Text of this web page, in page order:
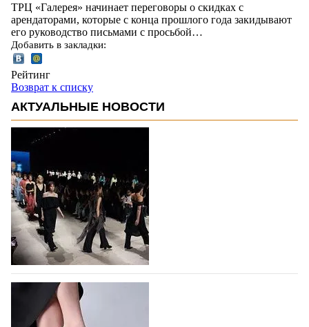
ТРЦ «Галерея» начинает переговоры о скидках с
арендаторами, которые с конца прошлого года закидывают
его руководство письмами с просьбой…
Добавить в закладки:
Рейтинг
Возврат к списку
АКТУАЛЬНЫЕ НОВОСТИ
На участие в Московской неделе моды
подано 1047 заявок